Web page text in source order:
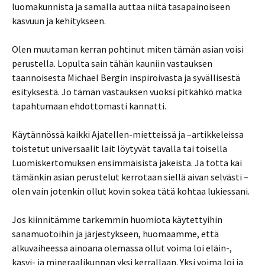
luomakunnista ja samalla auttaa niitä tasapainoiseen
kasvuun ja kehitykseen.
Olen muutaman kerran pohtinut miten tämän asian voisi
perustella. Lopulta sain tähän kauniin vastauksen
taannoisesta Michael Bergin inspiroivasta ja syvällisestä
esityksestä. Jo tämän vastauksen vuoksi pitkähkö matka
tapahtumaan ehdottomasti kannatti.
Käytännössä kaikki Ajatellen-mietteissä ja –artikkeleissa
toistetut universaalit lait löytyvät tavalla tai toisella
Luomiskertomuksen ensimmäisistä jakeista. Ja totta kai
tämänkin asian perustelut kerrotaan siellä aivan selvästi –
olen vain jotenkin ollut kovin sokea tätä kohtaa lukiessani.
Jos kiinnitämme tarkemmin huomiota käytettyihin
sanamuotoihin ja järjestykseen, huomaamme, että
alkuvaiheessa ainoana olemassa ollut voima loi eläin-,
kasvi- ja mineraalikunnan yksi kerrallaan. Yksi voima loi ja